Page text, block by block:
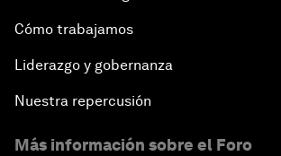
Cómo trabajamos
Liderazgo y gobernanza
Nuestra repercusión
Más información sobre el Foro